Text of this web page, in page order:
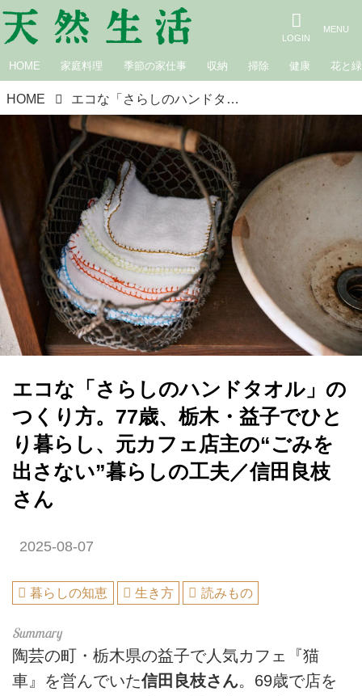
HOME 家庭料理 季節の家仕事 収納 掃除 健康 花と緑
HOME エコな「さらしのハンドタオル」のつくり方。77歳、栃木・益子でひとり暮らし、元カフェ店主の“ごみを出さない”暮らしの工夫／信田良枝さん
エコな「さらしのハンドタオル」の
つくり方。77歳、栃木・益子でひと
り暮らし、元カフェ店主の“ごみを
出さない”暮らしの工夫／信田良枝
さん
2025-08-07
暮らしの知恵 生き方 読みもの
陶芸の町・栃木県の益子で人気カフェ『猫
車』を営んでいた信田良枝さん。69歳で店を